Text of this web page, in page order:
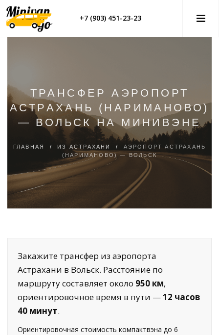
+7 (903) 451-23-23
ТРАНСФЕР АЭРОПОРТ
АСТРАХАНЬ (НАРИМАНОВО)
— ВОЛЬСК НА МИНИВЭНЕ
ГЛАВНАЯ / ИЗ АСТРАХАНИ / АЭРОПОРТ АСТРАХАНЬ
(НАРИМАНОВО) — ВОЛЬСК
Закажите трансфер из аэропорта
Астрахани в Вольск. Расстояние по
маршруту составляет около 950 км,
ориентировочное время в пути —12 часов
40 минут.
Ориентировочная стоимость компактвэна до 6